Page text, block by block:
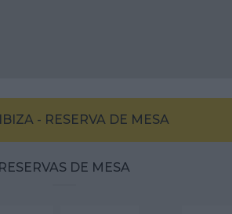
- RESERVA DE MESA
DE MESA